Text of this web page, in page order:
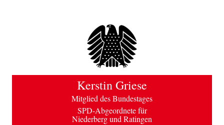
Kerstin Griese
Mitglied des Bundestages
SPD-Abgeordnete für
Niederberg und Ratingen